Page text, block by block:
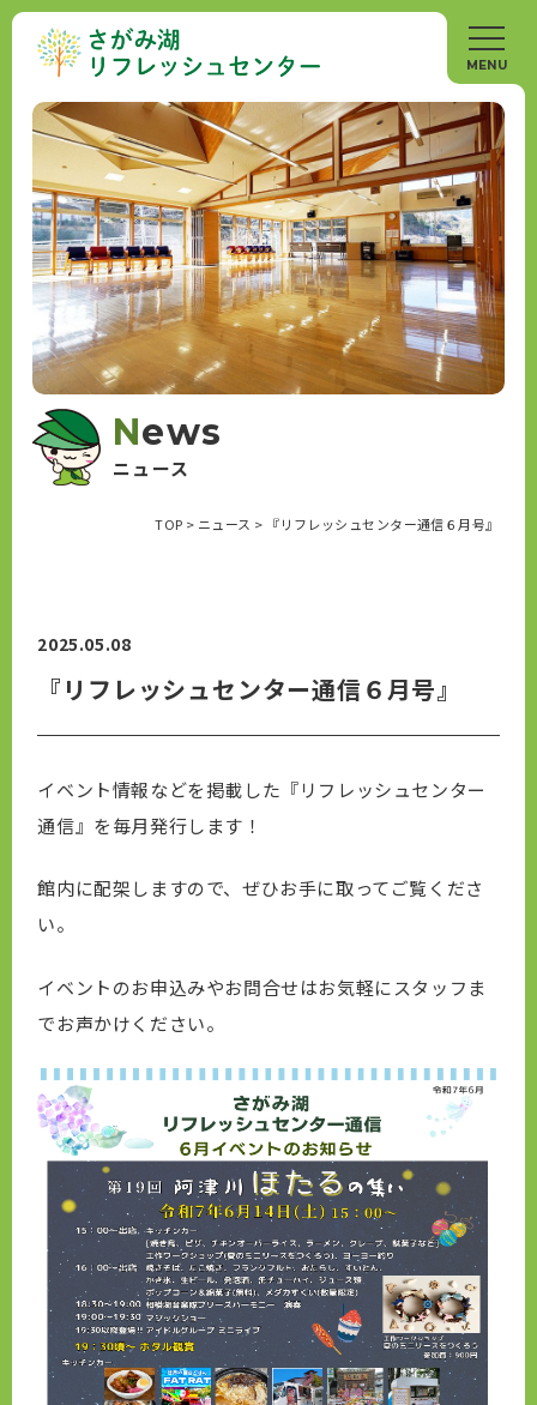
News
ニュース
TOP > ニュース > 『リフレッシュセンター通信６月号』
2025.05.08
『リフレッシュセンター通信６月号』
イベント情報などを掲載した『リフレッシュセンター
通信』を毎月発行します！
館内に配架しますので、ぜひお手に取ってご覧くださ
い。
イベントのお申込みやお問合せはお気軽にスタッフま
でお声かけください。